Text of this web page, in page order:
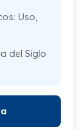
Uso,
del Siglo